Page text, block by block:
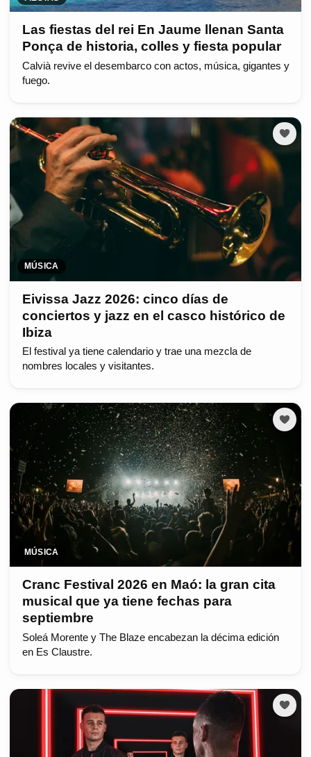
Las fiestas del rei En Jaume llenan Santa
Ponça de historia, colles y fiesta popular
Calvià revive el desembarco con actos, música, gigantes y
fuego.
MÚSICA
Eivissa Jazz 2026: cinco días de
conciertos y jazz en el casco histórico de
Ibiza
El festival ya tiene calendario y trae una mezcla de
nombres locales y visitantes.
MÚSICA
Cranc Festival 2026 en Maó: la gran cita
musical que ya tiene fechas para
septiembre
Soleá Morente y The Blaze encabezan la décima edición
en Es Claustre.